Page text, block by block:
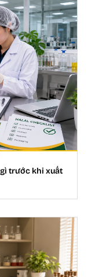
trước khi xuất